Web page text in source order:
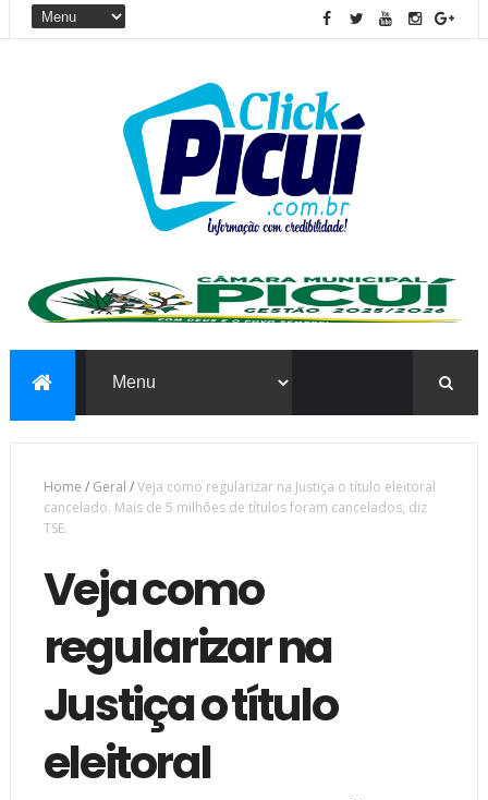
Home / Geral /Veja como regularizar na Justiça o título eleitoral
cancelado. Mais de 5 milhões de títulos foram cancelados, diz
TSE.
Veja como
regularizar na
Justiça o título
eleitoral